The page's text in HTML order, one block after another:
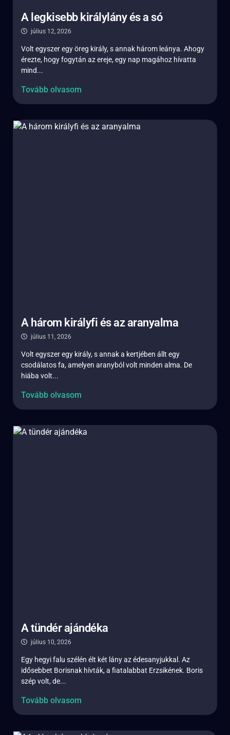
A legkisebb királylány és a só
július 12, 2026
Volt egyszer egy öreg király, s annak három leánya. Ahogy
érezte, hogy fogytán az ereje, egy nap magához hívatta
mind...
Tovább olvasom
A három királyfi és az aranyalma
július 11, 2026
Volt egyszer egy király, s annak a kertjében állt egy
csodálatos fa, amelyen aranyból volt minden alma. De
hiába volt...
Tovább olvasom
A tündér ajándéka
július 10, 2026
Egy hegyi falu szélén élt két lány az édesanyjukkal. Az
idősebbet Borisnak hívták, a fiatalabbat Erzsikének. Boris
szép volt, de...
Tovább olvasom